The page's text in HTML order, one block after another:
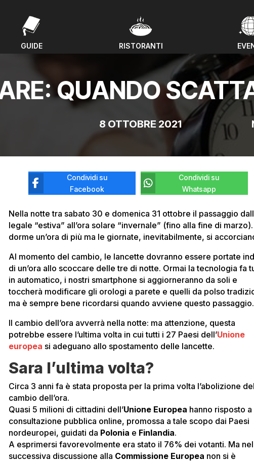
GUIDE RISTORANTI
QUANDO
8 OTTOBRE 2021
Condividi su
Facebook
Condividi su
Whatsapp
Nella notte tra sabato 30 e domenica 31 ottobre il passaggio
legale “estiva” all’ora solare “invernale” (fino alla fine di
dorme un’ora di più ma le giornate, inevitabilmente, si
Al momento del cambio, le lancette dovranno essere portate
di un’ora allo scoccare delle tre di notte. Ormai la tecnologia fa
in automatico, i nostri smartphone si aggiorneranno da soli e
toccherà modificare gli orologi a parete e quelli da polso
ma è sempre bene ricordarsi quando avviene questo passaggio.
Il cambio dell’ora avverrà nella notte: ma attenzione, questa
potrebbe essere l’ultima volta in cui tutti i 27 Paesi dell’Unione
europea si adeguano allo spostamento delle lancette.
Sara l’ultima volta?
Circa 3 anni fa è stata proposta per la prima volta l’abolizione
cambio dell’ora.
Quasi 5 milioni di cittadini dell’Unione Europea hanno risposto a
consultazione pubblica online, promossa a tale scopo dai Paesi
nordeuropei, guidati da Polonia e Finlandia.
A esprimersi favorevolmente era stato il 76% dei votanti. Ma
successiva discussione alla Commissione Europea non si è